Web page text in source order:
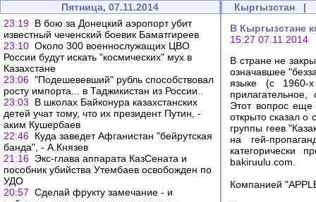
Пятница, 07.11.2014
23:19 В бою за Донецкий аэропорт убит
известный чеченский боевик Баматгиреев
23:10 Около 300 военнослужащих ЦВО
России будут искать "космических" мух в
Казахстане
23:06 "Подешевевший" рубль способствовал
росту импорта... в Таджикистан из России..
23:03
В школах Байконура казахстанских
детей учат тому, что их президент Путин, -
аким Кушербаев
22:46 Куда заведет Афганистан "бейрутская
банда", - А.Князев
21:16 Экс-глава аппарата КазСената и
пособник убийства Утембаев освобожден по
УДО
20:57 Сделай фрукту замечание - и
Кыргызстан |
В Кыргызстане
15:27 07.11.2014
В стране не
означавшее
языке (с 1960-
Этот вопрос еще
открыто сказал о
группы геев
на гей-
категорически
bakiruulu.com.
Компанией